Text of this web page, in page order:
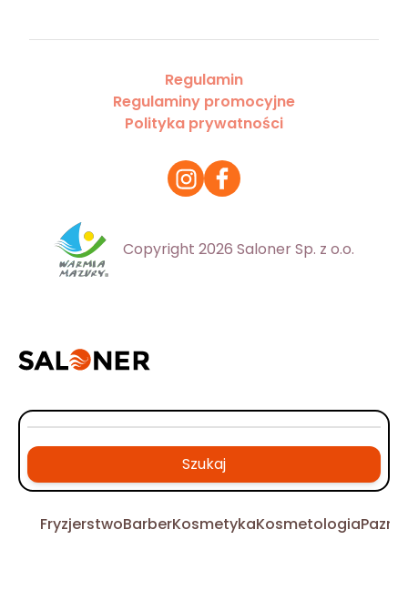
Regulamin
Regulaminy promocyjne
Polityka prywatności
Copyright 2026 Saloner Sp. z o.o.
Szukaj
FryzjerstwoBarberKosmetykaKosmetologia